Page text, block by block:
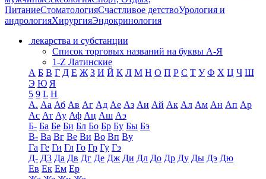
ПитаниеСтоматологияСчастливое детствоУрология и
андрологияХирургияЭндокринология
лекарства и субстанции
Список торговых названий на буквы А-Я
1-Z Латинские
А Б В Г Д Е Ж З И Й К Л М Н О П Р С Т У Ф Х Ц Ч Ш
Э Ю Я
5 9 L H
А. Аа Аб Ав Аг Ад Ае Аз Аи Ай Ак Ал Ам Ан Ап Ар
Ас Ат Ау Аф Ац Аш Аэ
Б- Ба Бе Би Бл Бо Бр Бу Бы Бэ
В- Ва Вг Ве Ви Во Вп Ву
Га Ге Ги Гл Го Гр Гу Гэ
Д- Д3 Да Дв Дг Де Дж Ди Дл До Др Ду Ды Дэ Дю
Ев Ек Ем Ер